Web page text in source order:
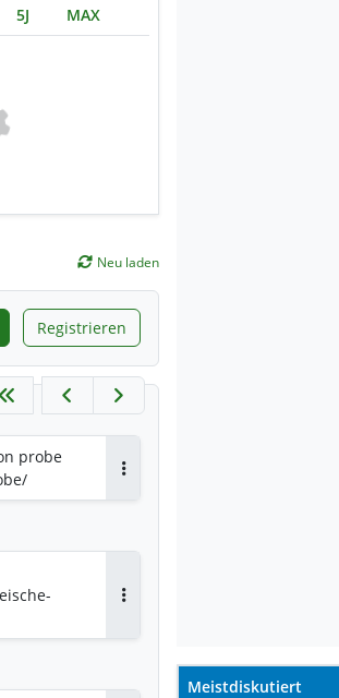
5J MAX
Neu laden
Registrieren
probe
Meistdiskutiert